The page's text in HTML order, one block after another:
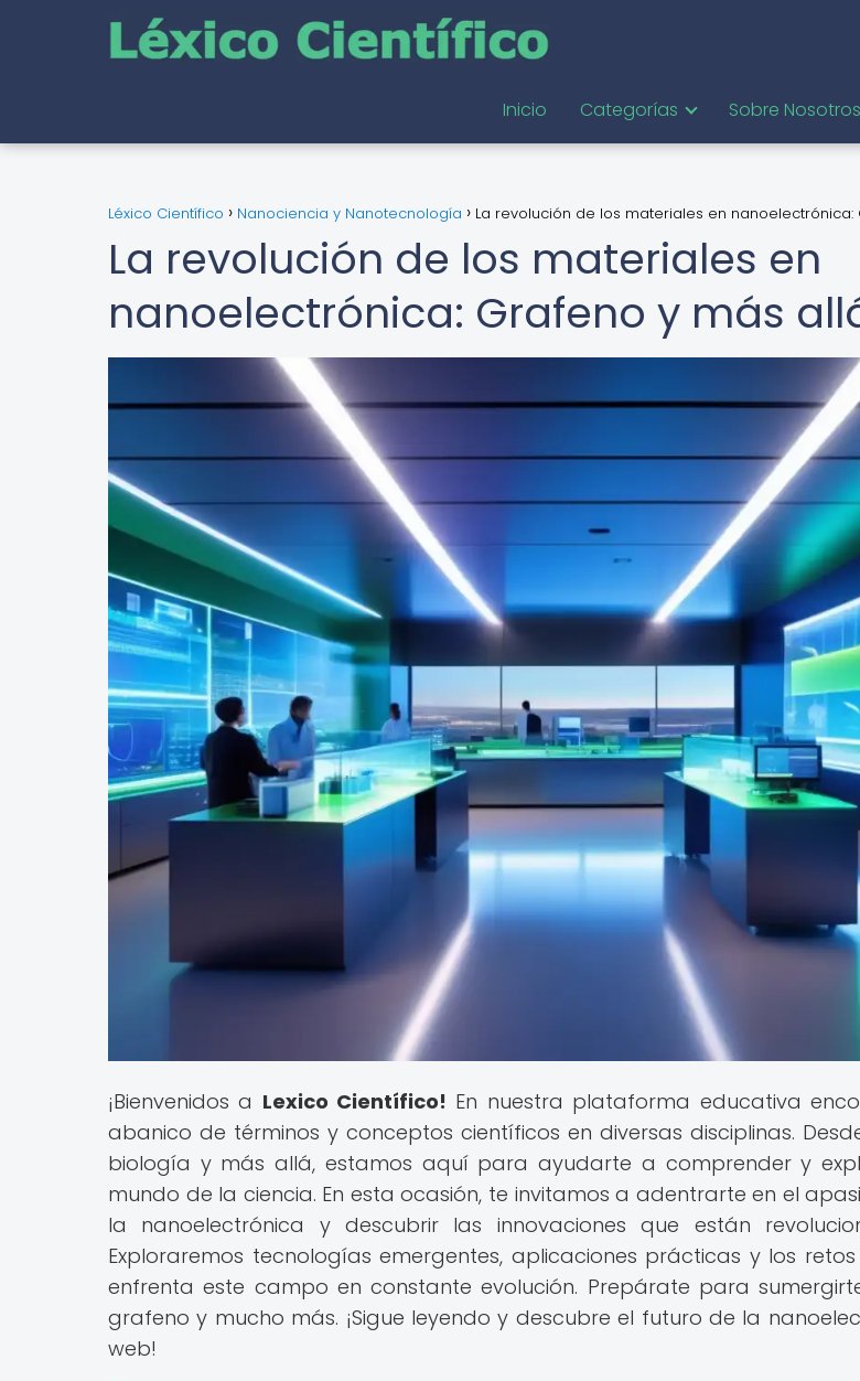
Inicio Categorías Sobre Nosotros
Léxico Científico Nanociencia y Nanotecnología La revolución de los materiales en nanoelectrónica:
La revolución de los materiales en
nanoelectrónica: Grafeno y más
¡Bienvenidos a Lexico Científico! En nuestra plataforma educativa
abanico de términos y conceptos científicos en diversas disciplinas.
biología y más allá, estamos aquí para ayudarte a comprender y
mundo de la ciencia. En esta ocasión, te invitamos a adentrarte en el
la nanoelectrónica y descubrir las innovaciones que están
Exploraremos tecnologías emergentes, aplicaciones prácticas y los
enfrenta este campo en constante evolución. Prepárate para
grafeno y mucho más. ¡Sigue leyendo y descubre el futuro de la
web!